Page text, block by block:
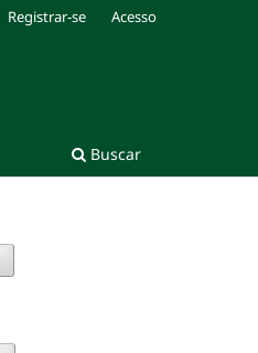
Buscar
Registrar-se Acesso